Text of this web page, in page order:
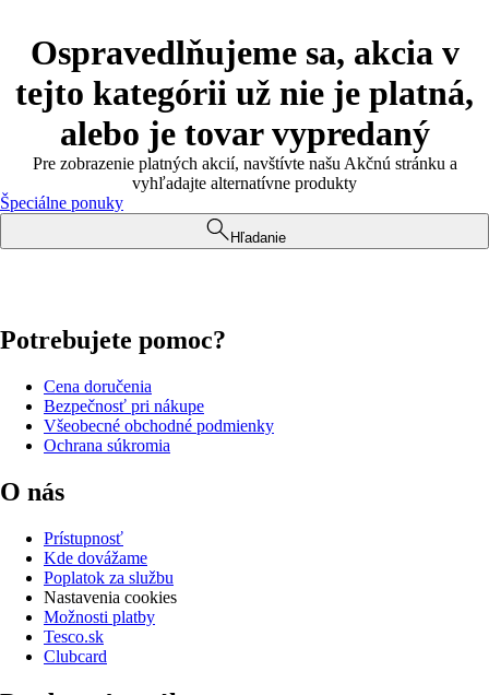
Ospravedlňujeme sa, akcia v
tejto kategórii už nie je platná,
alebo je tovar vypredaný
Pre zobrazenie platných akcií, navštívte našu Akčnú stránku a
vyhľadajte alternatívne produkty
Špeciálne ponuky
Hľadanie
Potrebujete pomoc?
Cena doručenia
Bezpečnosť pri nákupe
Všeobecné obchodné podmienky
Ochrana súkromia
O nás
Prístupnosť
Kde dovážame
Poplatok za službu
Nastavenia cookies
Možnosti platby
Tesco.sk
Clubcard